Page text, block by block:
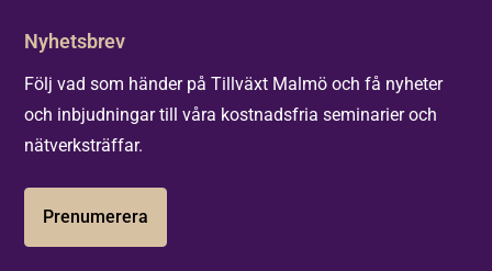
Nyhetsbrev
Följ vad som händer på Tillväxt Malmö och få nyheter
och inbjudningar till våra kostnadsfria seminarier och
nätverksträffar.
Prenumerera